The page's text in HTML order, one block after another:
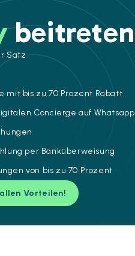
beitreten
Satz
mit bis zu 70 Prozent Rabatt
Concierge auf Whatsapp
per Banküberweisung
von bis zu 70 Prozent
Vorteilen!